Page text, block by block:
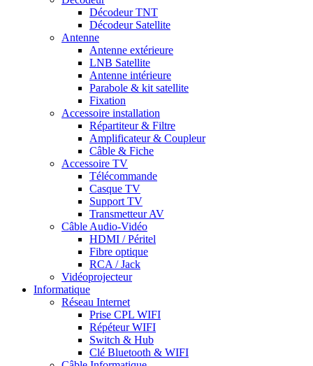
Décodeur TNT
Décodeur Satellite
Antenne
Antenne extérieure
LNB Satellite
Antenne intérieure
Parabole & kit satellite
Fixation
Accessoire installation
Répartiteur & Filtre
Amplificateur & Coupleur
Câble & Fiche
Accessoire TV
Télécommande
Casque TV
Support TV
Transmetteur AV
Câble Audio-Vidéo
HDMI / Péritel
Fibre optique
RCA / Jack
Vidéoprojecteur
Informatique
Réseau Internet
Prise CPL WIFI
Répéteur WIFI
Switch & Hub
Clé Bluetooth & WIFI